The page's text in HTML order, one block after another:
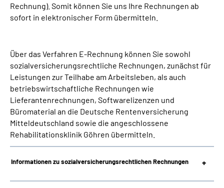
Über uns
Online-Services
Inhalte in Gebärdensprache (DGS)
Leichte Sprache
Suche
Rechnung). Somit können Sie uns Ihre Rechnungen ab
sofort in elektronischer Form übermitteln.
Über das Verfahren E-Rechnung können Sie sowohl
sozialversicherungsrechtliche Rechnungen, zunächst für
Leistungen zur Teilhabe am Arbeitsleben, als auch
betriebswirtschaftliche Rechnungen wie
Lieferantenrechnungen, Softwarelizenzen und
Büromaterial an die Deutsche Rentenversicherung
Mitteldeutschland sowie die angeschlossene
Rehabilitationsklinik Göhren übermitteln.
Informationen zu sozialversicherungsrechtlichen Rechnungen